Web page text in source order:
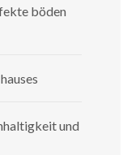
böden
und